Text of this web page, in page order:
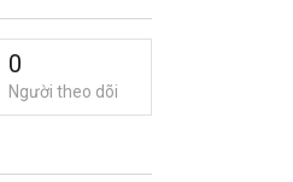
0
Người theo dõi